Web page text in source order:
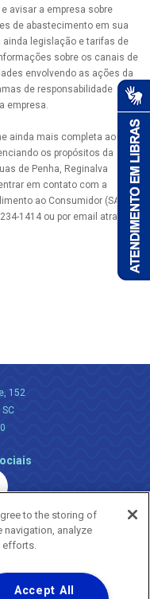
avisar a empresa sobre
de abastecimento em sua
ainda legislação e tarifas de
sobre os canais de
envolvendo as ações da
de responsabilidade
empresa.
ainda mais completa aos
os propósitos da
de Penha, Reginalva
em contato com a
ao Consumidor (SAC)
1414 ou por email através
152
os Direitos Reservados.
to the storing of
navigation, analyze
efforts.
Accept All